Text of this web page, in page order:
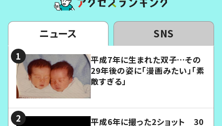
ニュース SNS
平成7年に生まれた双子…その
29年後の姿に「漫画みたい」「素
敵すぎる」
平成6年に撮った2ショット 30